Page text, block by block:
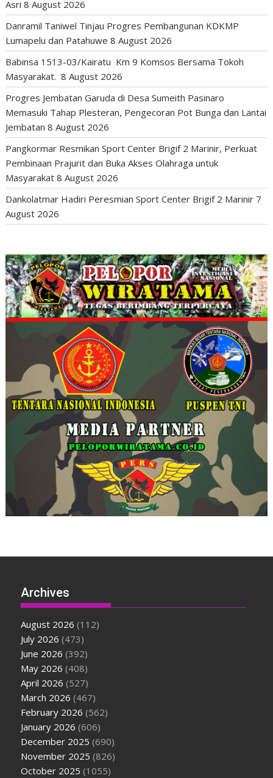
Asri 8 August 2026
Danramil Taniwel Tinjau Progres Pembangunan KDKMP
Lumapelu dan Patahuwe 8 August 2026
Babinsa 1513-03/Kairatu Km 9 Komsos Bersama Tokoh
Masyarakat. 8 August 2026
Progres Jembatan Garuda di Desa Sumeith Pasinaro
Memasuki Tahap Plesteran, Pengecoran Pot Bunga dan Lantai
Jembatan 8 August 2026
Pangkormar Resmikan Sport Center Brigif 2 Marinir, Perkuat
Pembinaan Prajurit dan Buka Akses Olahraga untuk
Masyarakat 8 August 2026
Dankolatmar Hadiri Peresmian Sport Center Brigif 2 Marinir 7
August 2026
Archives
August 2026 (112)
July 2026 (473)
June 2026 (392)
May 2026 (408)
April 2026 (527)
March 2026 (467)
February 2026 (562)
January 2026 (606)
December 2025 (690)
November 2025 (826)
October 2025 (1055)